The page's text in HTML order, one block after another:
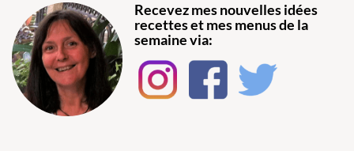
Recevez mes nouvelles idées
recettes et mes menus de la
semaine via: